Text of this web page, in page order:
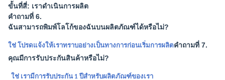
ขั้นที่สี่: เราดำเนินการผลิต
คำถามที่ 6.
ฉันสามารถพิมพ์โลโก้ของฉันบนผลิตภัณฑ์ได้หรือไม่?
ใช่ โปรดแจ้งให้เราทราบอย่างเป็นทางการก่อนเริ่มการผลิตคำถามที่ 7.
คุณมีการรับประกันสินค้าหรือไม่?
ใช่ เรามีการรับประกัน 1 ปีสำหรับผลิตภัณฑ์ของเรา